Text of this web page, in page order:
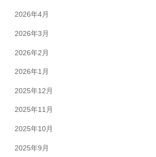
2026年4月
2026年3月
2026年2月
2026年1月
2025年12月
2025年11月
2025年10月
2025年9月